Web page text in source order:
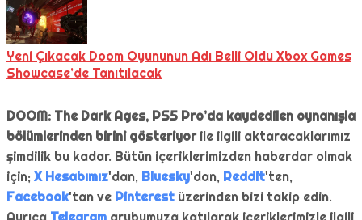
Yeni Çıkacak Doom Oyununun Adı Belli Oldu Xbox Games
Showcase’de Tanıtılacak
DOOM: The Dark Ages, PS5 Pro’da kaydedilen oynanışla
bölümlerinden birini gösteriyorile ilgili aktaracaklarımız
şimdilik bu kadar. Bütün içeriklerimizden haberdar olmak
için; X Hesabımız'dan, Bluesky'dan, Reddit'ten,
Facebook'tan ve Pinterest üzerinden bizi takip edin.